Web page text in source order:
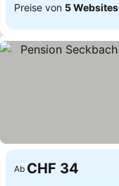
Preise von 5 Websites
Ab CHF 34